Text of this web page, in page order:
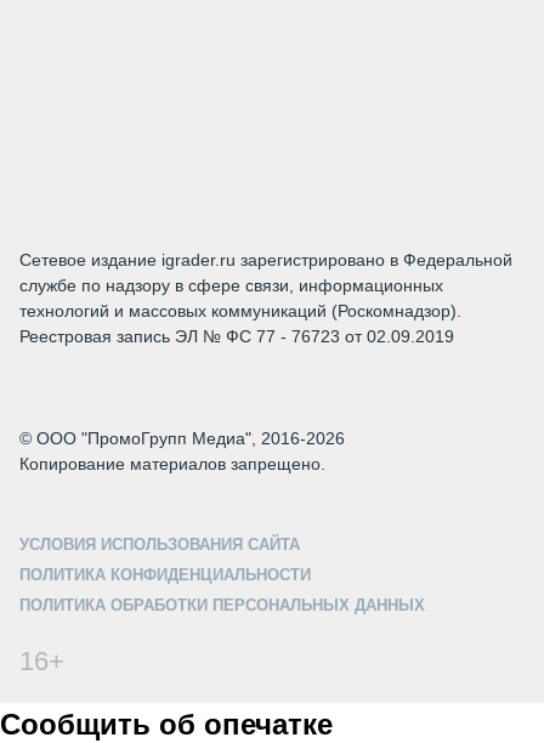
Сетевое издание igrader.ru зарегистрировано в Федеральной
службе по надзору в сфере связи, информационных
технологий и массовых коммуникаций (Роскомнадзор).
Реестровая запись ЭЛ № ФС 77 - 76723 от 02.09.2019
© ООО "ПромоГрупп Медиа", 2016-2026
Копирование материалов запрещено.
УСЛОВИЯ ИСПОЛЬЗОВАНИЯ САЙТА
ПОЛИТИКА КОНФИДЕНЦИАЛЬНОСТИ
ПОЛИТИКА ОБРАБОТКИ ПЕРСОНАЛЬНЫХ ДАННЫХ
16+
Сообщить об опечатке